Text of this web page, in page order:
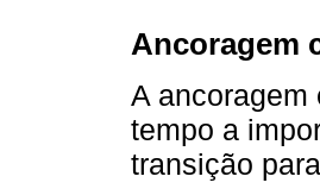
Ancoragem
A
tempo a
transição